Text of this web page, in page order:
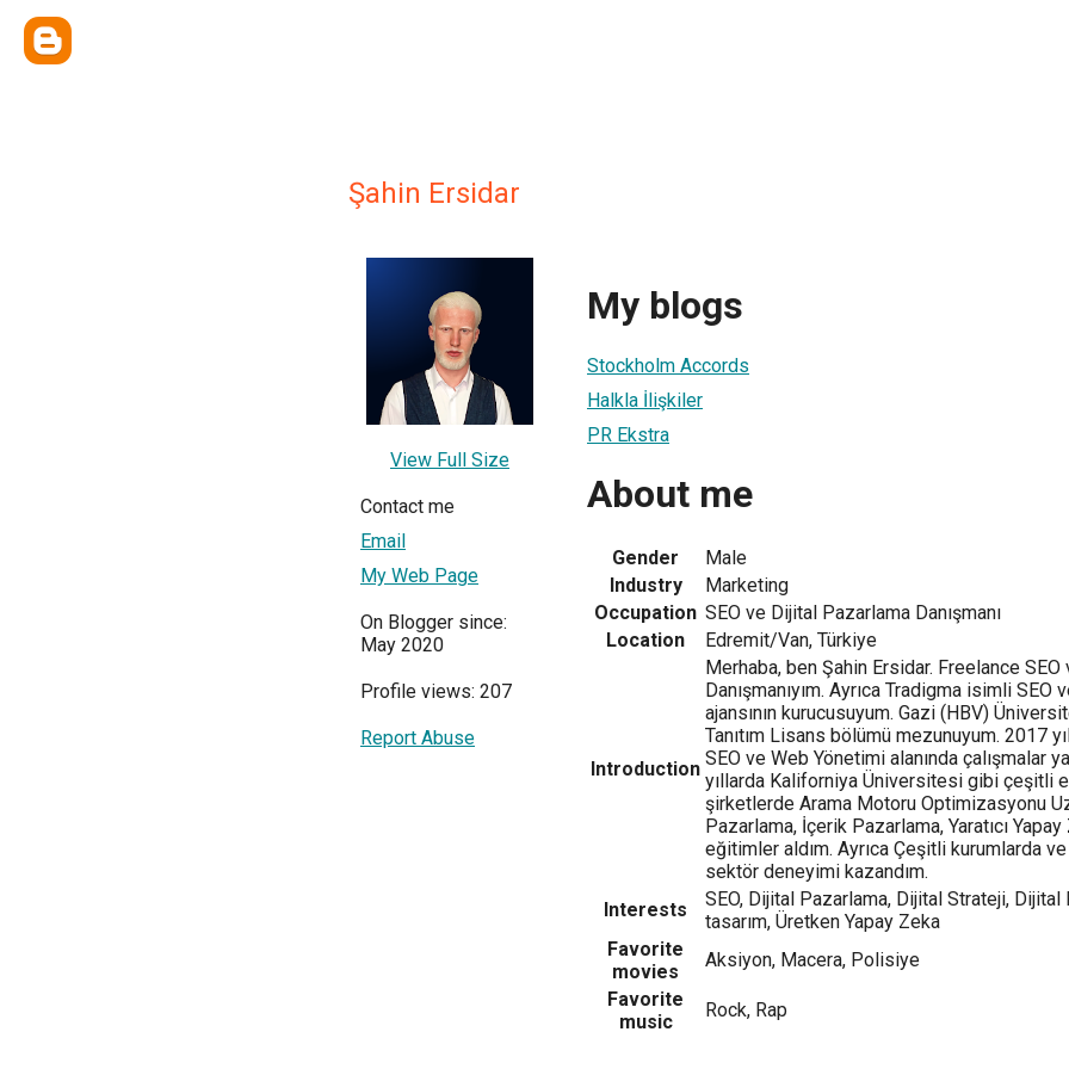
Şahin Ersidar
View Full Size
Contact me
Email
My Web Page
On Blogger since:
May 2020
Profile views: 207
Report Abuse
My blogs
Stockholm Accords
Halkla İlişkiler
PR Ekstra
About me
Gender
Male
Industry
Marketing
Occupation SEO ve Dijital Pazarlama Danışmanı
Location
Edremit/Van, Türkiye
Introduction
Merhaba, ben Şahin Ersidar. Freelance
Danışmanıyım. Ayrıca Tradigma isimli SEO
ajansının kurucusuyum. Gazi (HBV)
Tanıtım Lisans bölümü mezunuyum. 2017
SEO ve Web Yönetimi alanında çalışmalar
yıllarda Kaliforniya Üniversitesi gibi çeşitli
şirketlerde Arama Motoru Optimizasyonu
Pazarlama, İçerik Pazarlama, Yaratıcı Yapay
eğitimler aldım. Ayrıca Çeşitli kurumlarda
sektör deneyimi kazandım.
Interests
SEO, Dijital Pazarlama, Dijital Strateji,
tasarım, Üretken Yapay Zeka
Favorite
movies
Aksiyon, Macera, Polisiye
Favorite
music
Rock, Rap